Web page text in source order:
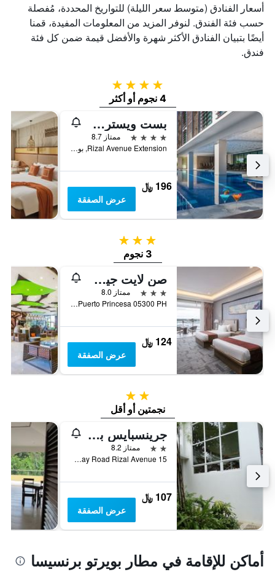
أسعار الفنادق (متوسط سعر الليلة) للتواريخ المحددة، مُفصلة
حسب فئة الفندق. لنوفر المزيد من المعلومات المفيدة، قمنا
أيضًا بتبيان الفنادق الأكثر شهرة والأفضل قيمة ضمن كل فئة
فندق.
4 نجوم
4 نجوم أو أكثر
بست ويسترن بلس ذا أيفي وول هوتل - بالاوان
4 نجوم
ممتاز 8.7
Rizal Avenue Extension, بورتو برينسسا ستي, الفلبين
196 ﷼
عرض الصفقة
3 نجوم
3 نجوم
صن لايت جيست هوتل
3 نجوم
ممتاز 8.0
Malvar Street Puerto Princesa 05300 PH, بورتو برينسسا ستي, الفلبين
124 ﷼
عرض الصفقة
2 نجمتين
نجمتين أو أقل
جرينسبايس بالاوان هوتل
2 نجمتين
ممتاز 8.2
15 Dacanay Road Rizal Avenue, بورتو برينسسا ستي, الفلبين
107 ﷼
عرض الصفقة
أماكن للإقامة في مطار بويرتو برنسيسا